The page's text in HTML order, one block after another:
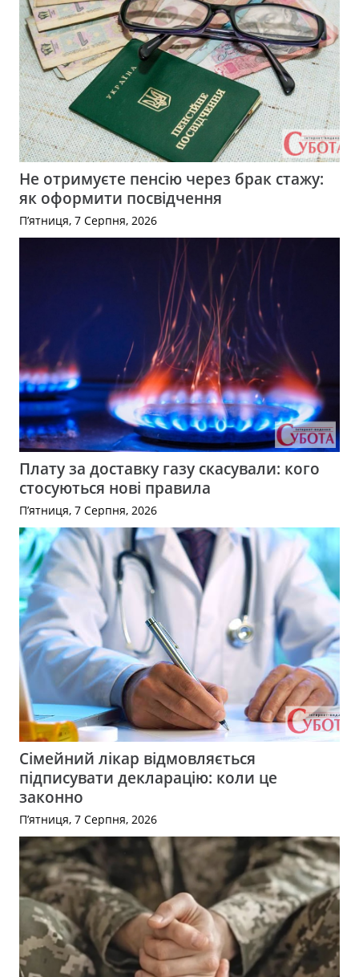
Не отримуєте пенсію через брак стажу:
як оформити посвідчення
П’ятниця, 7 Серпня, 2026
Плату за доставку газу скасували: кого
стосуються нові правила
П’ятниця, 7 Серпня, 2026
Сімейний лікар відмовляється
підписувати декларацію: коли це
законно
П’ятниця, 7 Серпня, 2026